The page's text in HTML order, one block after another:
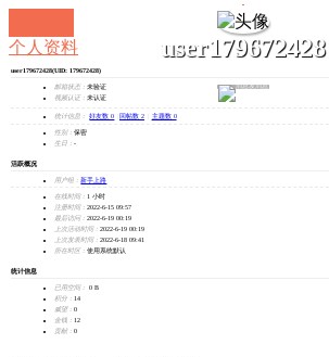
user179672428
发消息
个人资料
user179672428(UID: 179672428)
邮箱状态： 未验证
视频认证： 未认证
统计信息： 好友数 0 回帖数 2 主题数 0
性别： 保密
生日： -
活跃概况
用户组： 新手上路
在线时间： 1 小时
注册时间： 2022-6-15 09:57
最后访问： 2022-6-19 00:19
上次活动时间： 2022-6-19 00:19
上次发表时间： 2022-6-18 09:41
所在时区： 使用系统默认
统计信息
已用空间：
0 B
积分： 14
威望： 0
金钱： 12
贡献： 0